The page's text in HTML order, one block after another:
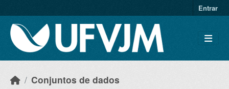
Entrar
Conjuntos de dados